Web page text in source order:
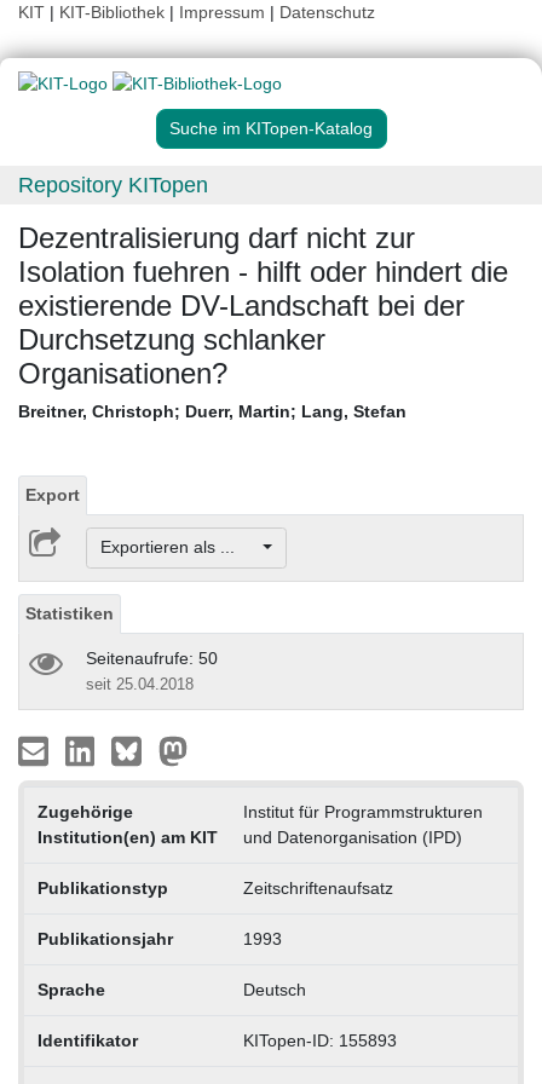
KIT | KIT-Bibliothek | Impressum | Datenschutz
Suche im KITopen-Katalog
Repository KITopen
Dezentralisierung darf nicht zur
Isolation fuehren - hilft oder hindert die
existierende DV-Landschaft bei der
Durchsetzung schlanker
Organisationen?
Breitner, Christoph; Duerr, Martin; Lang, Stefan
Export
Exportieren als ...
Statistiken
Seitenaufrufe: 50
seit 25.04.2018
Zugehörige
Institution(en) am KIT
Institut für Programmstrukturen
und Datenorganisation (IPD)
Publikationstyp Zeitschriftenaufsatz
Publikationsjahr 1993
Sprache Deutsch
Identifikator KITopen-ID: 155893